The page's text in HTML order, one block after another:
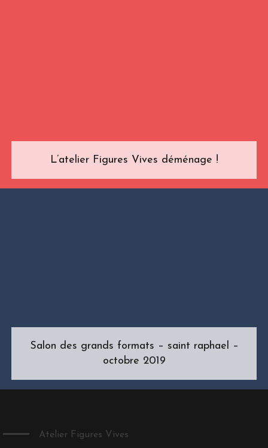
L’atelier Figures Vives déménage !
Salon des grands formats – saint raphael –
octobre 2019
Atelier Figures Vives